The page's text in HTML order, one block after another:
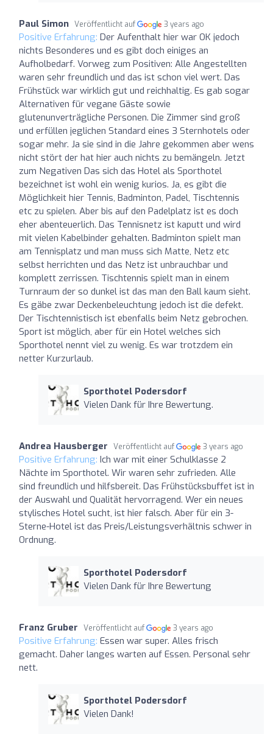
Paul Simon Veröffentlicht auf 3 years ago
Positive Erfahrung: Der Aufenthalt hier war OK jedoch
nichts Besonderes und es gibt doch einiges an
Aufholbedarf. Vorweg zum Positiven: Alle Angestellten
waren sehr freundlich und das ist schon viel wert. Das
Frühstück war wirklich gut und reichhaltig. Es gab sogar
Alternativen für vegane Gäste sowie
glutenunverträgliche Personen. Die Zimmer sind groß
und erfüllen jeglichen Standard eines 3 Sternhotels oder
sogar mehr. Ja sie sind in die Jahre gekommen aber wens
nicht stört der hat hier auch nichts zu bemängeln. Jetzt
zum Negativen Das sich das Hotel als Sporthotel
bezeichnet ist wohl ein wenig kurios. Ja, es gibt die
Möglichkeit hier Tennis, Badminton, Padel, Tischtennis
etc zu spielen. Aber bis auf den Padelplatz ist es doch
eher abenteuerlich. Das Tennisnetz ist kaputt und wird
mit vielen Kabelbinder gehalten. Badminton spielt man
am Tennisplatz und man muss sich Matte, Netz etc
selbst herrichten und das Netz ist unbrauchbar und
komplett zerrissen. Tischtennis spielt man in einem
Turnraum der so dunkel ist das man den Ball kaum sieht.
Es gäbe zwar Deckenbeleuchtung jedoch ist die defekt.
Der Tischtennistisch ist ebenfalls beim Netz gebrochen.
Sport ist möglich, aber für ein Hotel welches sich
Sporthotel nennt viel zu wenig. Es war trotzdem ein
netter Kurzurlaub.
Sporthotel Podersdorf
Vielen Dank für Ihre Bewertung.
Andrea Hausberger Veröffentlicht auf 3 years ago
Positive Erfahrung: Ich war mit einer Schulklasse 2
Nächte im Sporthotel. Wir waren sehr zufrieden. Alle
sind freundlich und hilfsbereit. Das Frühstücksbuffet ist in
der Auswahl und Qualität hervorragend. Wer ein neues
stylisches Hotel sucht, ist hier falsch. Aber für ein 3-
Sterne-Hotel ist das Preis/Leistungsverhältnis schwer in
Ordnung.
Sporthotel Podersdorf
Vielen Dank für Ihre Bewertung
Franz Gruber Veröffentlicht auf 3 years ago
Positive Erfahrung: Essen war super. Alles frisch
gemacht. Daher langes warten auf Essen. Personal sehr
nett.
Sporthotel Podersdorf
Vielen Dank!